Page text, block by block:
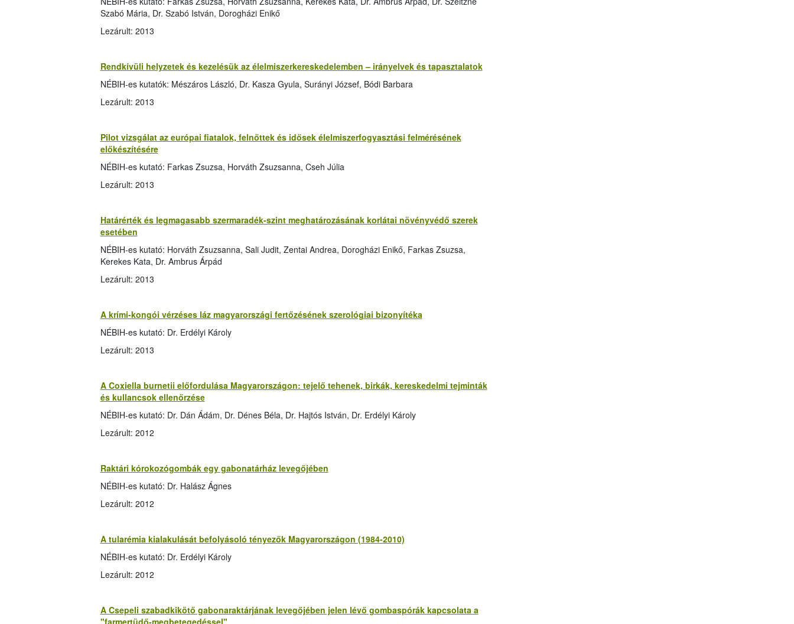
Szabó Mária, Dr. Szabó István, Dorogházi Enikő
Lezárult: 2013
Rendkívüli helyzetek és kezelésük az élelmiszerkereskedelemben – irányelvek és tapasztalatok
NÉBIH-es kutatók: Mészáros László, Dr. Kasza Gyula, Surányi József, Bódi Barbara
Lezárult: 2013
Pilot vizsgálat az európai fiatalok, felnőttek és idősek élelmiszerfogyasztási felmérésének
előkészítésére
NÉBIH-es kutató: Farkas Zsuzsa, Horváth Zsuzsanna, Cseh Júlia
Lezárult: 2013
Határérték és legmagasabb szermaradék-szint meghatározásának korlátai növényvédő szerek
esetében
NÉBIH-es kutató: Horváth Zsuzsanna, Sali Judit, Zentai Andrea, Dorogházi Enikő, Farkas Zsuzsa,
Kerekes Kata, Dr. Ambrus Árpád
Lezárult: 2013
A krími-kongói vérzéses láz magyarországi fertőzésének szerológiai bizonyítéka
NÉBIH-es kutató: Dr. Erdélyi Károly
Lezárult: 2013
A Coxiella burnetii előfordulása Magyarországon: tejelő tehenek, birkák, kereskedelmi tejminták
és kullancsok ellenőrzése
NÉBIH-es kutató: Dr. Dán Ádám, Dr. Dénes Béla, Dr. Hajtós István, Dr. Erdélyi Károly
Lezárult: 2012
Raktári kórokozógombák egy gabonatárház levegőjében
NÉBIH-es kutató: Dr. Halász Ágnes
Lezárult: 2012
A tularémia kialakulását befolyásoló tényezők Magyarországon (1984-2010)
NÉBIH-es kutató: Dr. Erdélyi Károly
Lezárult: 2012
A Csepeli szabadkikötő gabonaraktárjának levegőjében jelen lévő gombaspórák kapcsolata a